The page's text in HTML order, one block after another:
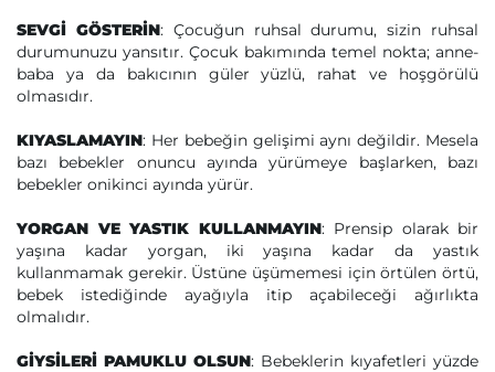
SEVGİ GÖSTERİN: Çocuğun ruhsal durumu, sizin ruhsal
durumunuzu yansıtır. Çocuk bakımında temel nokta; anne-
baba ya da bakıcının güler yüzlü, rahat ve hoşgörülü
olmasıdır.
KIYASLAMAYIN: Her bebeğin gelişimi aynı değildir. Mesela
bazı bebekler onuncu ayında yürümeye başlarken, bazı
bebekler onikinci ayında yürür.
YORGAN VE YASTIK KULLANMAYIN: Prensip olarak bir
yaşına kadar yorgan, iki yaşına kadar da yastık
kullanmamak gerekir. Üstüne üşümemesi için örtülen örtü,
bebek istediğinde ayağıyla itip açabileceği ağırlıkta
olmalıdır.
GİYSİLERİ PAMUKLU OLSUN: Bebeklerin kıyafetleri yüzde